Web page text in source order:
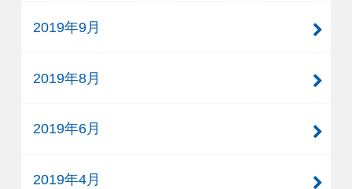
2019年9月
2019年8月
2019年6月
2019年4月